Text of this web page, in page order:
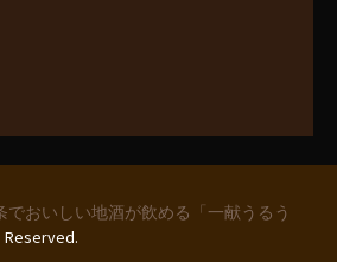
でおいしい地酒が飲める「一献うるう
Reserved.